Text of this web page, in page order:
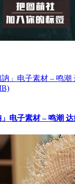
」电子素材 – 鸣潮